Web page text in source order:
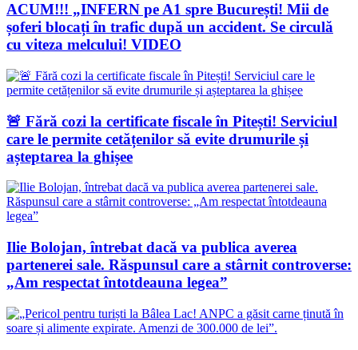
ACUM!!! „INFERN pe A1 spre București! Mii de
șoferi blocați în trafic după un accident. Se circulă
cu viteza melcului! VIDEO
🚨 Fără cozi la certificate fiscale în Pitești! Serviciul
care le permite cetățenilor să evite drumurile și
așteptarea la ghișee
Ilie Bolojan, întrebat dacă va publica averea
partenerei sale. Răspunsul care a stârnit controverse:
„Am respectat întotdeauna legea”